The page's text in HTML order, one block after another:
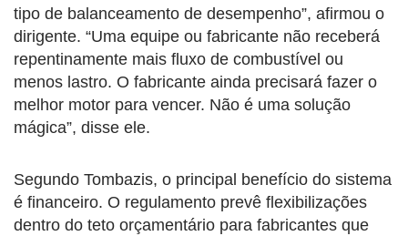
tipo de balanceamento de desempenho”, afirmou o
dirigente. “Uma equipe ou fabricante não receberá
repentinamente mais fluxo de combustível ou
menos lastro. O fabricante ainda precisará fazer o
melhor motor para vencer. Não é uma solução
mágica”, disse ele.
Segundo Tombazis, o principal benefício do sistema
é financeiro. O regulamento prevê flexibilizações
dentro do teto orçamentário para fabricantes que